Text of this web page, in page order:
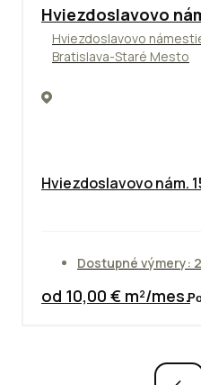
ODPORÚČAME
Hviezdoslavovo
Hviezdoslavovo
Bratislava-Staré Mesto
Hviezdoslavovo nám.
Dostupné výmery:
od 10,00 € m²/mes.